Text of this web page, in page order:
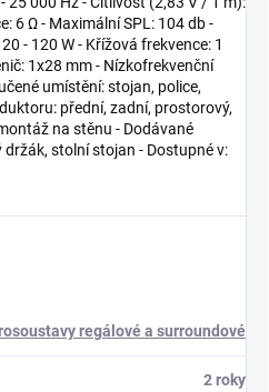
6 Ω - Maximální SPL: 104 db -
- 120 W - Křížová frekvence: 1
1x28 mm - Nízkofrekvenční
umístění: stojan, police,
přední, zadní, prostorový,
na stěnu - Dodávané
stolní stojan - Dostupné v:
regálové a surroundové
2 roky